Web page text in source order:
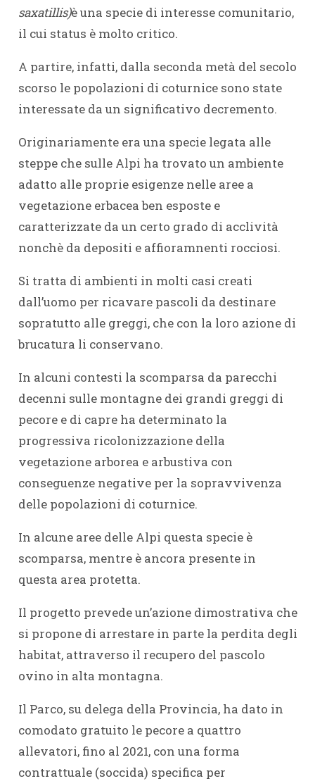
saxatillis)è una specie di interesse comunitario,
il cui status è molto critico.
A partire, infatti, dalla seconda metà del secolo
scorso le popolazioni di coturnice sono state
interessate da un significativo decremento.
Originariamente era una specie legata alle
steppe che sulle Alpi ha trovato un ambiente
adatto alle proprie esigenze nelle aree a
vegetazione erbacea ben esposte e
caratterizzate da un certo grado di acclività
nonchè da depositi e affioramnenti rocciosi.
Si tratta di ambienti in molti casi creati
dall’uomo per ricavare pascoli da destinare
sopratutto alle greggi, che con la loro azione di
brucatura li conservano.
In alcuni contesti la scomparsa da parecchi
decenni sulle montagne dei grandi greggi di
pecore e di capre ha determinato la
progressiva ricolonizzazione della
vegetazione arborea e arbustiva con
conseguenze negative per la sopravvivenza
delle popolazioni di coturnice.
In alcune aree delle Alpi questa specie è
scomparsa, mentre è ancora presente in
questa area protetta.
Il progetto prevede un’azione dimostrativa che
si propone di arrestare in parte la perdita degli
habitat, attraverso il recupero del pascolo
ovino in alta montagna.
Il Parco, su delega della Provincia, ha dato in
comodato gratuito le pecore a quattro
allevatori, fino al 2021, con una forma
contrattuale (soccida) specifica per